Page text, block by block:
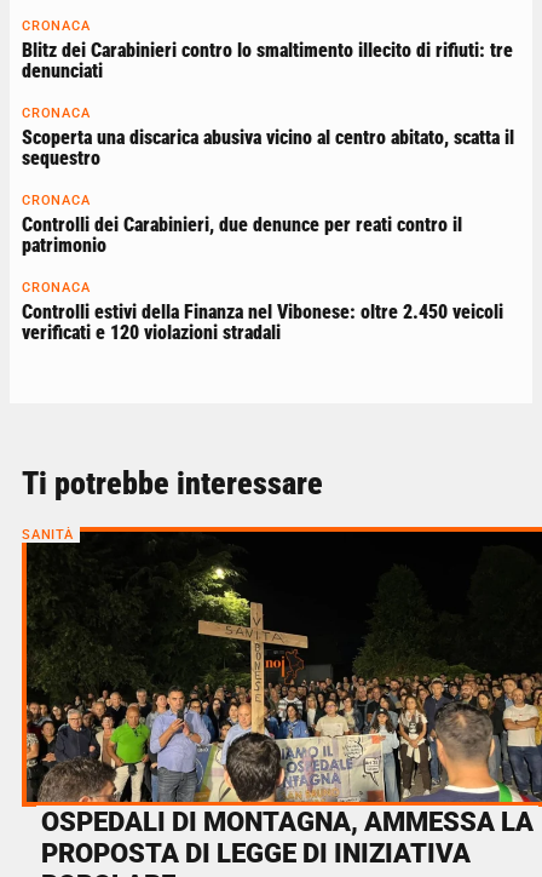
CRONACA
Blitz dei Carabinieri contro lo smaltimento illecito di rifiuti: tre
denunciati
CRONACA
Scoperta una discarica abusiva vicino al centro abitato, scatta il
sequestro
CRONACA
Controlli dei Carabinieri, due denunce per reati contro il
patrimonio
CRONACA
Controlli estivi della Finanza nel Vibonese: oltre 2.450 veicoli
verificati e 120 violazioni stradali
Ti potrebbe interessare
SANITÀ
OSPEDALI DI MONTAGNA, AMMESSA LA
PROPOSTA DI LEGGE DI INIZIATIVA